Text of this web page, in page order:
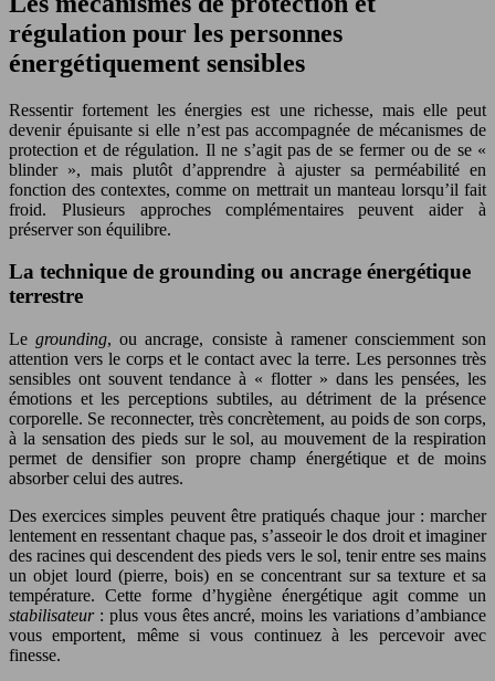
régulation pour les personnes
énergétiquement sensibles
Ressentir fortement les énergies est une richesse, mais elle peut
devenir épuisante si elle n’est pas accompagnée de mécanismes de
protection et de régulation. Il ne s’agit pas de se fermer ou de se «
blinder », mais plutôt d’apprendre à ajuster sa perméabilité en
fonction des contextes, comme on mettrait un manteau lorsqu’il fait
froid. Plusieurs approches complémentaires peuvent aider à
préserver son équilibre.
La technique de grounding ou ancrage énergétique
terrestre
Legrounding, ou ancrage, consiste à ramener consciemment son
attention vers le corps et le contact avec la terre. Les personnes très
sensibles ont souvent tendance à « flotter » dans les pensées, les
émotions et les perceptions subtiles, au détriment de la présence
corporelle. Se reconnecter, très concrètement, au poids de son corps,
à la sensation des pieds sur le sol, au mouvement de la respiration
permet de densifier son propre champ énergétique et de moins
absorber celui des autres.
Des exercices simples peuvent être pratiqués chaque jour : marcher
lentement en ressentant chaque pas, s’asseoir le dos droit et imaginer
des racines qui descendent des pieds vers le sol, tenir entre ses mains
un objet lourd (pierre, bois) en se concentrant sur sa texture et sa
température. Cette forme d’hygiène énergétique agit comme un
stabilisateur: plus vous êtes ancré, moins les variations d’ambiance
vous emportent, même si vous continuez à les percevoir avec
finesse.